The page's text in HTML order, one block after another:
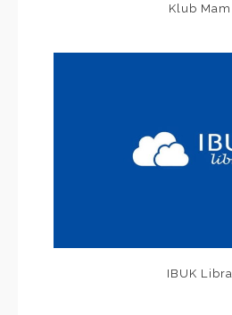
Klub Mam
IBUK Libra